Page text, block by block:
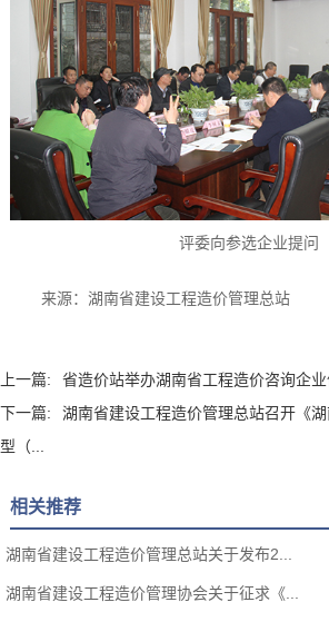
评委向参选企业提问
来源：湖南省建设工程造价管理总站
上一篇:
省造价站举办湖南省工程造价咨询企
下一篇:
湖南省建设工程造价管理总站召开《
型（...
相关推荐
湖南省建设工程造价管理总站关于发布2...
湖南省建设工程造价管理协会关于征求《...